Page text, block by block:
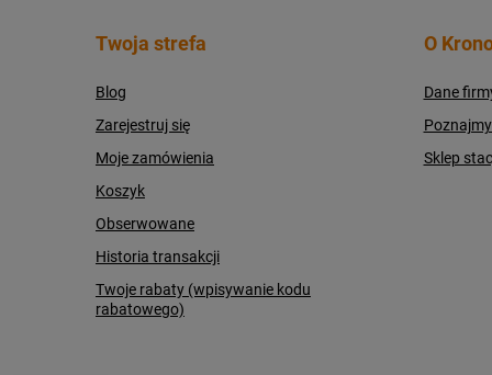
Twoja strefa
Blog
Zarejestruj się
Moje zamówienia
Koszyk
Obserwowane
Historia transakcji
Twoje rabaty (wpisywanie kodu
rabatowego)
O
Dane
Sklep